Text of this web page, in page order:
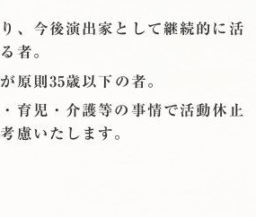
、今後演出家として継続的に活
者。
原則35歳以下の者。
育児・介護等の事情で活動休止
慮いたします。